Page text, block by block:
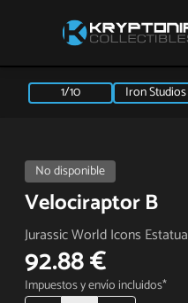
1/10 Iron Studios
No disponible
Velociraptor B
Jurassic World Icons Estatua
92.88 €
Impuestos y envío incluidos*